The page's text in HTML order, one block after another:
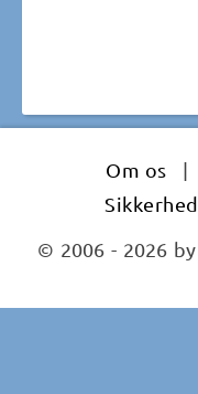
Om os |
© 2006 - 2026